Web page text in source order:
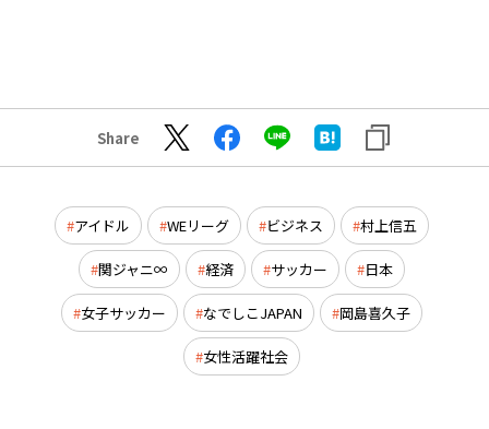
Share
アイドル WEリーグ ビジネス 村上信五
関ジャニ∞ 経済 サッカー 日本
女子サッカー なでしこJAPAN 岡島喜久子
女性活躍社会